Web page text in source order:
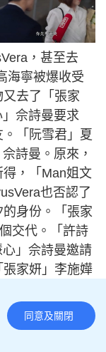
，甚至去
海寧被爆收受
又去了「張家
佘詩曼要求
。「阮雪君」夏
詩曼。原來，
得，「Man姐文
也否認了
身份。「張家
交代。「許詩
」佘詩曼邀請
張家妍」李施嬅
蔣祖曼。「唐
」蔣祖曼的病
同意及關閉